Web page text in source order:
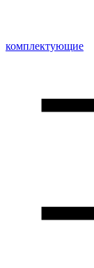
комплектующие